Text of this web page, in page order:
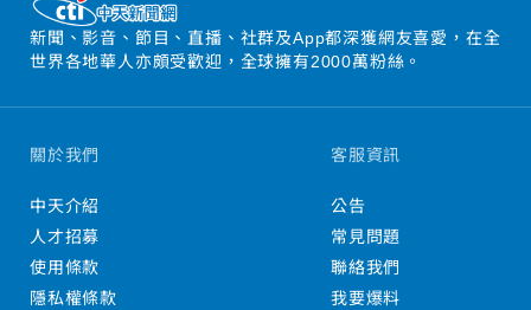
新聞、影音、節目、直播、社群及App都深獲網友喜愛，在全
世界各地華人亦頗受歡迎，全球擁有2000萬粉絲。
關於我們
中天介紹
人才招募
使用條款
隱私權條款
客服資訊
公告
常見問題
聯絡我們
我要爆料